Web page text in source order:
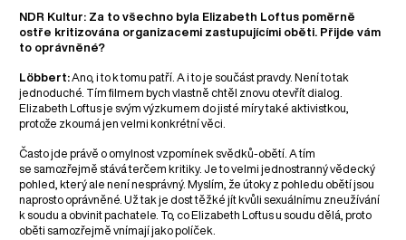
NDR Kultur: Za to všechno byla Elizabeth Loftus poměrně
ostře kritizována organizacemi zastupujícími oběti. Přijde vám
to oprávněné?
Löbbert:Ano, i to k tomu patří. A i to je součást pravdy. Není to tak
jednoduché. Tím filmem bych vlastně chtěl znovu otevřít dialog.
Elizabeth Loftus je svým výzkumem do jisté míry také aktivistkou,
protože zkoumá jen velmi konkrétní věci.
Často jde právě o omylnost vzpomínek svědků-obětí. A tím
se samozřejmě stává terčem kritiky. Je to velmi jednostranný vědecký
pohled, který ale není nesprávný. Myslím, že útoky z pohledu obětí jsou
naprosto oprávněné. Už tak je dost těžké jít kvůli sexuálnímu zneužívání
k soudu a obvinit pachatele. To, co Elizabeth Loftus u soudu dělá, proto
oběti samozřejmě vnímají jako políček.